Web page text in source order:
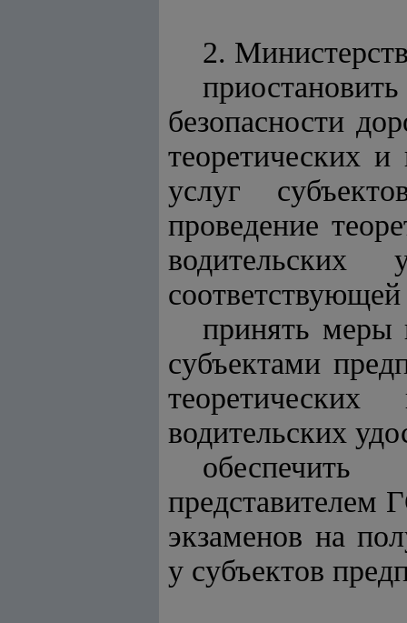
2.
безопасности
теоретических и
услуг
проведение
принять меры
субъектами
водительских
представителем
экзаменов на
у субъектов